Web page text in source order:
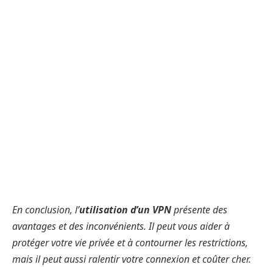
En conclusion, l’utilisation d’un VPNprésente des
avantages et des inconvénients. Il peut vous aider à
protéger votre vie privée et à contourner les restrictions,
mais il peut aussi ralentir votre connexion et coûter cher.